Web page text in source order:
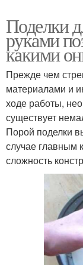
Поделки
руками
какими
Прежде чем
материалами и
ходе работы,
существует
Порой поделки
случае главным
сложность